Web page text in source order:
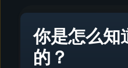
你是怎么知
的？